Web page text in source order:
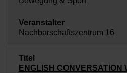
Nachbarschaftszentrum 16
ENGLISH CONVERSATION